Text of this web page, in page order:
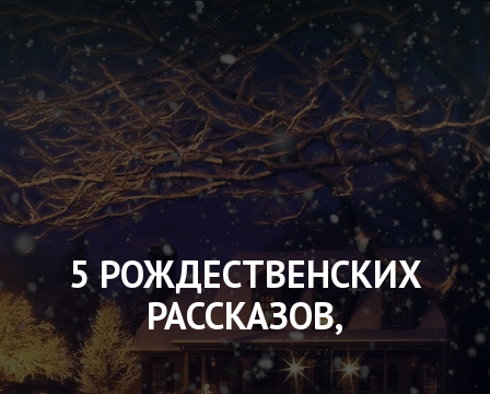
5 РОЖДЕСТВЕНСКИХ
РАССКАЗОВ,